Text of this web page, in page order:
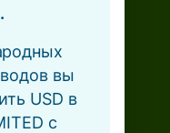
вы
USD в
с